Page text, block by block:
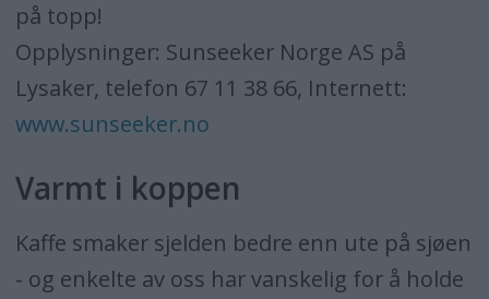
på topp!
Opplysninger: Sunseeker Norge AS på
Lysaker, telefon 67 11 38 66, Internett:
www.sunseeker.no
Varmt i koppen
Kaffe smaker sjelden bedre enn ute på sjøen
- og enkelte av oss har vanskelig for å holde